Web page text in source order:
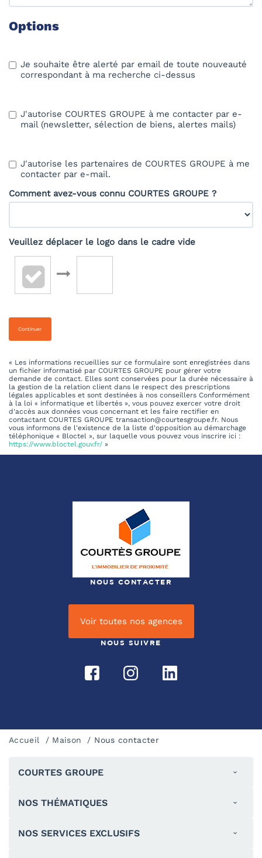
Options
Je souhaite être alerté par email de toute nouveauté
correspondant à ma recherche ci-dessus
J'autorise COURTES GROUPE à me contacter par e-
mail (newsletter, sélection de biens, alertes mails)
J'autorise les partenaires de COURTES GROUPE à me
contacter par e-mail.
Comment avez-vous connu COURTES GROUPE ?
Veuillez déplacer le logo dans le cadre vide
Continuer
« Les informations recueillies sur ce formulaire sont enregistrées dans
un fichier informatisé par COURTES GROUPE pour gérer votre
demande de contact. Elles sont conservées pour la durée nécessaire à
la gestion de la relation client dans le respect des prescriptions
légales applicables et sont destinées à nos conseillers Conformément
à la loi « informatique et libertés », vous pouvez exercer votre droit
d'accès aux données vous concernant et les faire rectifier en
contactant COURTES GROUPE transaction@courtesgroupe.fr. Nous
vous informons de l'existence de la liste d'opposition au démarchage
téléphonique « Bloctel », sur laquelle vous pouvez vous inscrire ici :
https://www.bloctel.gouv.fr/ »
NOUS CONTACTER
Voir toutes nos agences
NOUS SUIVRE
Accueil Maison Nous contacter
COURTES GROUPE
NOS THÉMATIQUES
NOS SERVICES EXCLUSIFS